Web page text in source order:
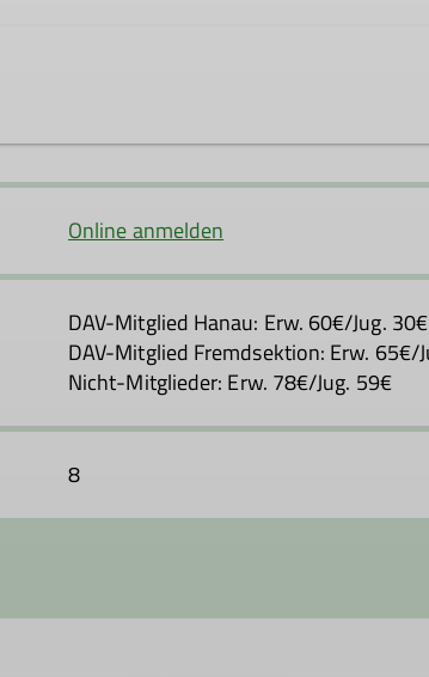
Online anmelden
DAV-Mitglied Hanau: Erw. 60€/Jug. 30€
DAV-Mitglied Fremdsektion: Erw. 65€/
Nicht-Mitglieder: Erw. 78€/Jug. 59€
8